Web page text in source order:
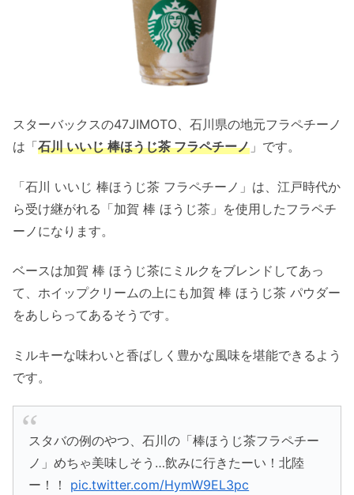
スターバックスの47JIMOTO、石川県の地元フラペチーノ
は「石川 いいじ 棒ほうじ茶 フラペチーノ 」です。
「石川 いいじ 棒ほうじ茶 フラペチーノ」は、江戸時代か
ら受け継がれる「加賀 棒 ほうじ茶」を使用したフラペチ
ーノになります。
ベースは加賀 棒 ほうじ茶にミルクをブレンドしてあっ
て、ホイップクリームの上にも加賀 棒 ほうじ茶 パウダー
をあしらってあるそうです。
ミルキーな味わいと香ばしく豊かな風味を堪能できるよう
です。
スタバの例のやつ、石川の「棒ほうじ茶フラペチー
ノ」めちゃ美味しそう…飲みに行きたーい！北陸
ー！！ pic.twitter.com/HymW9EL3pc